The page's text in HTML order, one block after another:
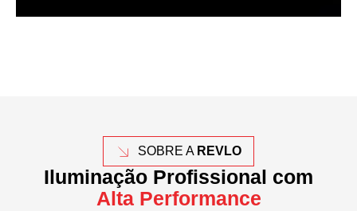
SOBRE A REVLO
Iluminação Profissional com
Alta Performance